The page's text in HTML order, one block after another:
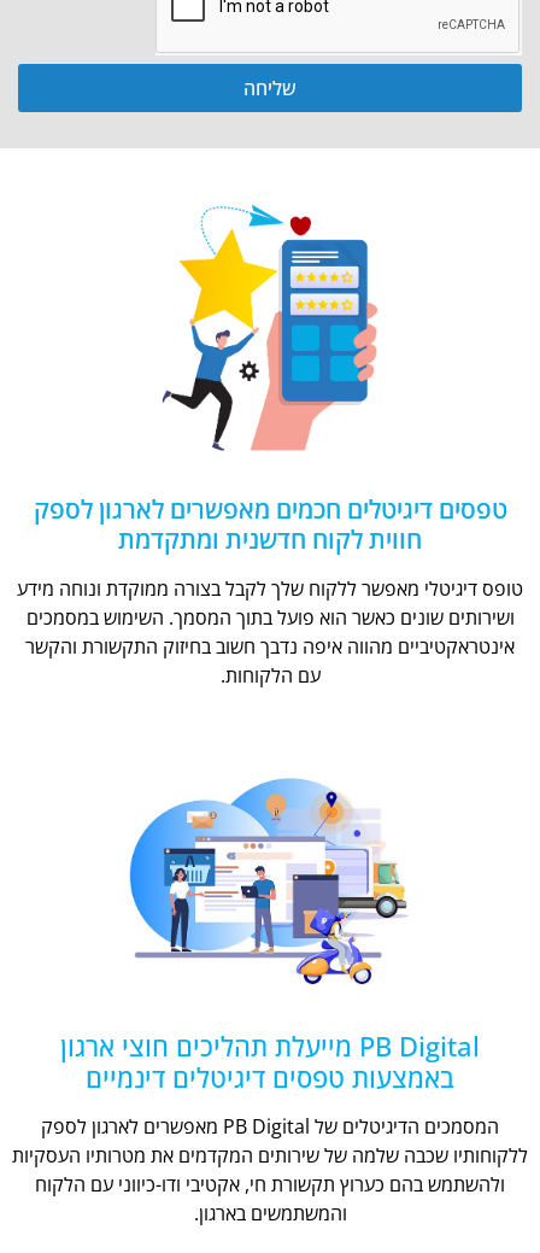
שליחה
טפסים דיגיטלים חכמים מאפשרים לארגון לספק
חווית לקוח חדשנית ומתקדמת
טופס דיגיטלי מאפשר ללקוח שלך לקבל בצורה ממוקדת ונוחה מידע
ושירותים שונים כאשר הוא פועל בתוך המסמך. השימוש במסמכים
אינטראקטיביים מהווה איפה נדבך חשוב בחיזוק התקשורת והקשר
עם הלקוחות.
PB Digital מייעלת תהליכים חוצי ארגון
באמצעות טפסים דיגיטלים דינמיים
המסמכים הדיגיטלים של PB Digital מאפשרים לארגון לספק
ללקוחותיו שכבה שלמה של שירותים המקדמים את מטרותיו העסקיות
ולהשתמש בהם כערוץ תקשורת חי, אקטיבי ודו-כיווני עם הלקוח
והמשתמשים בארגון.